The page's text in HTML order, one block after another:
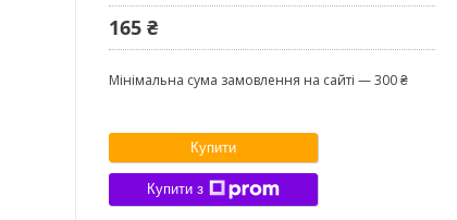
165 ₴
Мінімальна сума замовлення на сайті — 300 ₴
Купити
Купити з